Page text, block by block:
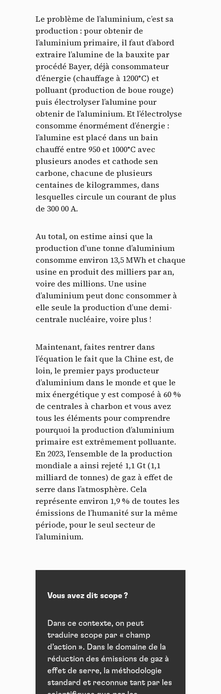
Le problème de l’aluminium, c’est sa
production : pour obtenir de
l’aluminium primaire, il faut d’abord
extraire l’alumine de la bauxite par
procédé Bayer, déjà consommateur
d’énergie (chauffage à 1200°C) et
polluant (production de boue rouge)
puis électrolyser l’alumine pour
obtenir de l’aluminium. Et l’électrolyse
consomme énormément d’énergie :
l’alumine est placé dans un bain
chauffé entre 950 et 1000°C avec
plusieurs anodes et cathode sen
carbone, chacune de plusieurs
centaines de kilogrammes, dans
lesquelles circule un courant de plus
de 300 00 A.
Au total, on estime ainsi que la
production d’une tonne d’aluminium
consomme environ 13,5 MWh et chaque
usine en produit des milliers par an,
voire des millions. Une usine
d’aluminium peut donc consommer à
elle seule la production d’une demi-
centrale nucléaire, voire plus !
Maintenant, faites rentrer dans
l’équation le fait que la Chine est, de
loin, le premier pays producteur
d’aluminium dans le monde et que le
mix énergétique y est composé à 60 %
de centrales à charbon et vous avez
tous les éléments pour comprendre
pourquoi la production d’aluminium
primaire est extrêmement polluante.
En 2023, l’ensemble de la production
mondiale a ainsi rejeté 1,1 Gt (1,1
milliard de tonnes) de gaz à effet de
serre dans l’atmosphère. Cela
représente environ 1,9 % de toutes les
émissions de l’humanité sur la même
période, pour le seul secteur de
l’aluminium.
Vous avez dit scope ?
Dans ce contexte, on peut
traduire scope par « champ
d’action ». Dans le domaine de la
réduction des émissions de gaz à
effet de serre, la méthodologie
standard et reconnue tant par les